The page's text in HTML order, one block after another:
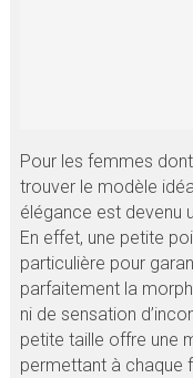
Pour les femmes
trouver le modèle
élégance est devenu
En effet, une petite
particulière pour
parfaitement la
ni de sensation
petite taille offre une
permettant à chaque